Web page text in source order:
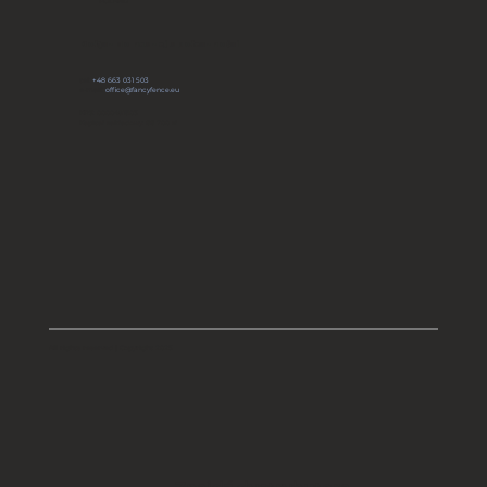
tel:+48 663 031 503
e-mail:office@fancyfence.eu